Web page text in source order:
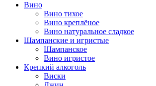
Вино
Вино тихое
Вино креплёное
Вино натуральное сладкое
Шампанские и игристые
Шампанское
Вино игристое
Крепкий алкоголь
Виски